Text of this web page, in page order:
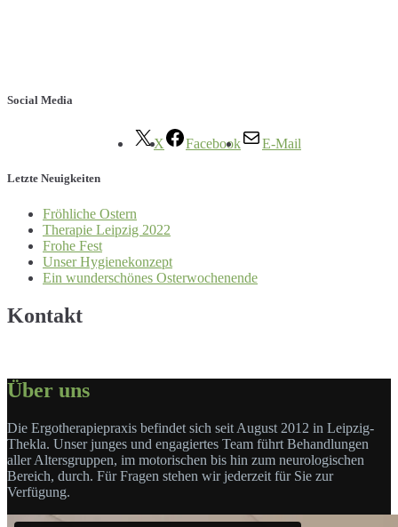
Social Media
X Facebook E-Mail
Letzte Neuigkeiten
Fröhliche Ostern
Therapie Leipzig 2022
Frohe Fest
Unser Hygienekonzept
Ein wunderschönes Osterwochenende
Kontakt
Über uns
Die Ergotherapiepraxis befindet sich seit August 2012 in Leipzig-
Thekla. Unser junges und engagiertes Team führt Behandlungen
aller Altersgruppen, im motorischen bis hin zum neurologischen
Bereich, durch. Für Fragen stehen wir jederzeit für Sie zur
Verfügung.